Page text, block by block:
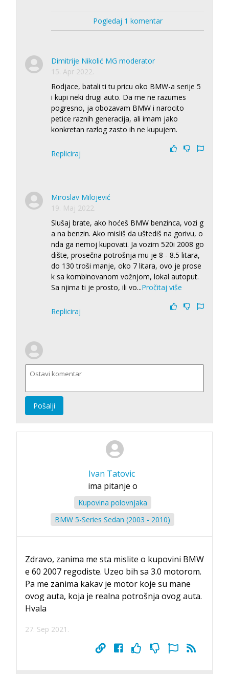
Pogledaj 1 komentar
Dimitrije Nikolić MG moderator
15. Apr 2022.
Rodjace, batali ti tu pricu oko BMW-a serije 5
i kupi neki drugi auto. Da me ne razumes
pogresno, ja obozavam BMW i narocito
petice raznih generacija, ali imam jako
konkretan razlog zasto ih ne kupujem.
Repliciraj
Miroslav Milojević
19. Maj 2022.
Slušaj brate, ako hoćeš BMW benzinca, vozi g
a na benzin. Ako misliš da uštediš na gorivu, o
nda ga nemoj kupovati. Ja vozim 520i 2008 go
dište, prosečna potrošnja mu je 8 - 8.5 litara,
do 130 troši manje, oko 7 litara, ovo je prose
k sa kombinovanom vožnjom, lokal autoput.
Sa njima ti je prosto, ili vo...Pročitaj više
Repliciraj
Pošalji
Ivan Tatovic
ima pitanje o
Kupovina polovnjaka
BMW 5-Series Sedan (2003 - 2010)
Zdravo, zanima me sta mislite o kupovini BMW
e 60 2007 regodiste. Uzeo bih sa 3.0 motorom.
Pa me zanima kakav je motor koje su mane
ovog auta, koja je realna potrošnja ovog auta.
Hvala
27. Sep 2021.